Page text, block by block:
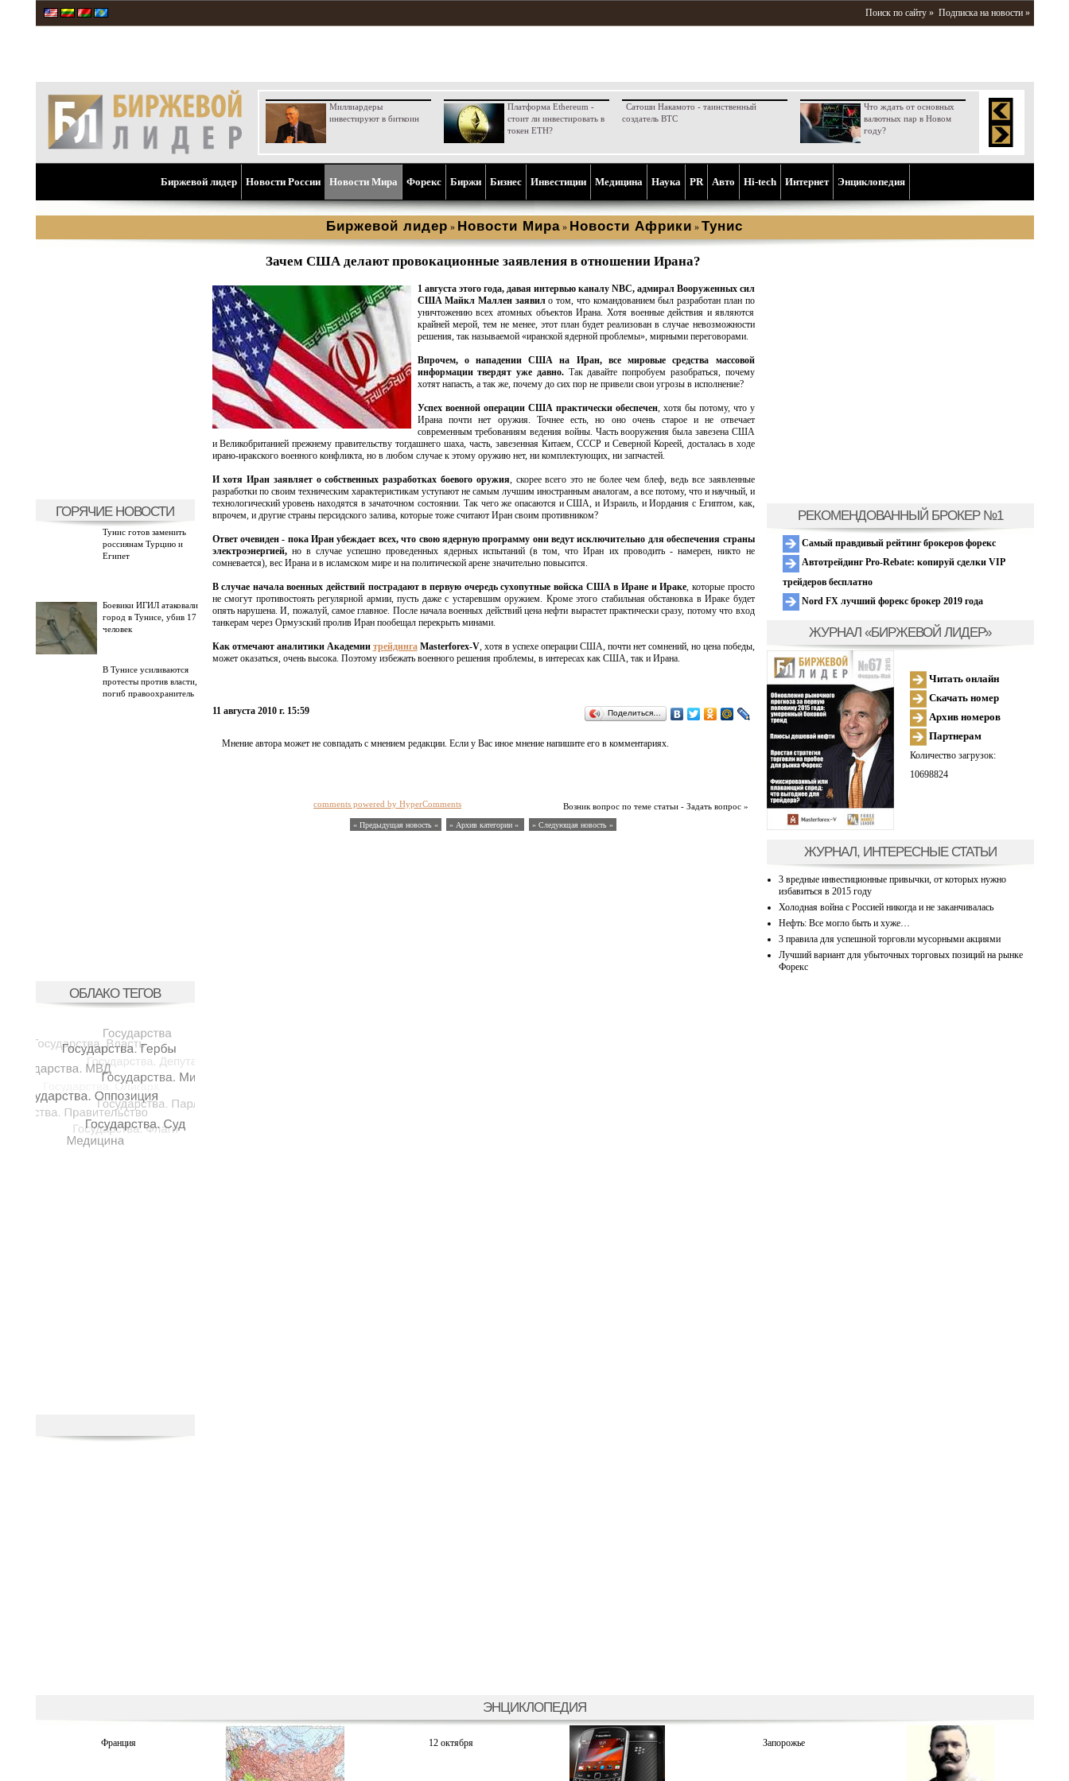
Поиск по сайту » Подписка на новости »
Миллиардеры
инвестируют в биткоин
Платформа Ethereum -
стоит ли инвестировать в
токен ETH?
Сатоши Накамото - таинственный
создатель BTC
Что ждать от основных
валютных пар в Новом
году?
Биржевой лидер Новости России Новости Мира Форекс Биржи Бизнес Инвестиции Медицина Наука PR Aвто Hi-tech Интернет Энциклопедия
Биржевой лидер » Новости Мира » Новости Африки » Тунис
ГОРЯЧИЕ НОВОСТИ
Тунис готов заменить
россиянам Турцию и
Египет
Боевики ИГИЛ атаковали
город в Тунисе, убив 17
человек
В Тунисе усиливаются
протесты против власти,
погиб правоохранитель
ОБЛАКО ТЕГОВ
Зачем США делают провокационные заявления в отношении Ирана?
1 августа этого года, давая интервью каналу NBC, адмирал Вооруженных сил
США Майкл Маллен заявило том, что командованием был разработан план по
уничтожению всех атомных объектов Ирана. Хотя военные действия и являются
крайней мерой, тем не менее, этот план будет реализован в случае невозможности
решения, так называемой «иранской ядерной проблемы», мирными переговорами.
Впрочем, о нападении США на Иран, все мировые средства массовой
информации твердят уже давно.Так давайте попробуем разобраться, почему
хотят напасть, а так же, почему до сих пор не привели свои угрозы в исполнение?
Успех военной операции США практически обеспечен, хотя бы потому, что у
Ирана почти нет оружия. Точнее есть, но оно очень старое и не отвечает
современным требованиям ведения войны. Часть вооружения была завезена США
и Великобританией прежнему правительству тогдашнего шаха, часть, завезенная Китаем, СССР и Северной Кореей, досталась в ходе
ирано-иракского военного конфликта, но в любом случае к этому оружию нет, ни комплектующих, ни запчастей.
И хотя Иран заявляет о собственных разработках боевого оружия, скорее всего это не более чем блеф, ведь все заявленные
разработки по своим техническим характеристикам уступают не самым лучшим иностранным аналогам, а все потому, что и научный, и
технологический уровень находятся в зачаточном состоянии. Так чего же опасаются и США, и Израиль, и Иордания с Египтом, как,
впрочем, и другие страны персидского залива, которые тоже считают Иран своим противником?
Ответ очевиден - пока Иран убеждает всех, что свою ядерную программу они ведут исключительно для обеспечения страны
электроэнергией,но в случае успешно проведенных ядерных испытаний (в том, что Иран их проводить - намерен, никто не
сомневается), вес Ирана и в исламском мире и на политической арене значительно повысится.
В случае начала военных действий пострадают в первую очередь сухопутные войска США в Иране и Ираке, которые просто
не смогут противостоять регулярной армии, пусть даже с устаревшим оружием. Кроме этого стабильная обстановка в Ираке будет
опять нарушена. И, пожалуй, самое главное. После начала военных действий цена нефти вырастет практически сразу, потому что вход
танкерам через Ормузский пролив Иран пообещал перекрыть минами.
Как отмечают аналитики Академии трейдингаMasterforex-V, хотя в успехе операции США, почти нет сомнений, но цена победы,
может оказаться, очень высока. Поэтому избежать военного решения проблемы, в интересах как США, так и Ирана.
11 августа 2010 г. 15:59 Поделиться…
Мнение автора может не совпадать с мнением редакции. Если у Вас иное мнение напишите его в комментариях.
Возник вопрос по теме статьи - Задать вопрос »
comments powered by HyperComments
« Предыдущая новость « » Архив категории « » Следующая новость »
РЕКОМЕНДОВАННЫЙ БРОКЕР №1
Самый правдивый рейтинг брокеров форекс
Автотрейдинг Pro-Rebate: копируй сделки VIP
трейдеров бесплатно
Nord FX лучший форекс брокер 2019 года
ЖУРНАЛ «БИРЖЕВОЙ ЛИДЕР»
Читать онлайн
Скачать номер
Архив номеров
Партнерам
Количество загрузок:
10698824
ЖУРНАЛ, ИНТЕРЕСНЫЕ СТАТЬИ
3 вредные инвестиционные привычки, от которых нужно
избавиться в 2015 году
Холодная война с Россией никогда и не заканчивалась
Нефть: Все могло быть и хуже…
3 правила для успешной торговли мусорными акциями
Лучший вариант для убыточных торговых позиций на рынке
Форекс
ЭНЦИКЛОПЕДИЯ
Франция 12 октября Запорожье